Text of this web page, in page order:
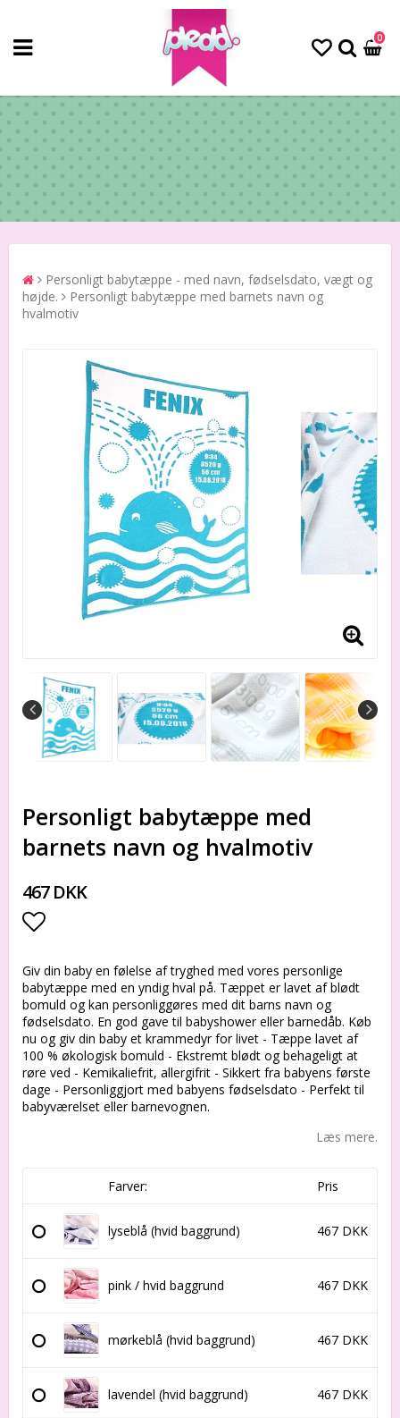
0
Personligt babytæppe - med navn, fødselsdato, vægt og
højde.
Personligt babytæppe med barnets navn og
hvalmotiv
Personligt babytæppe med
barnets navn og hvalmotiv
467 DKK
Giv din baby en følelse af tryghed med vores personlige
babytæppe med en yndig hval på. Tæppet er lavet af blødt
bomuld og kan personliggøres med dit barns navn og
fødselsdato. En god gave til babyshower eller barnedåb. Køb
nu og giv din baby et krammedyr for livet - Tæppe lavet af
100 % økologisk bomuld - Ekstremt blødt og behageligt at
røre ved - Kemikaliefrit, allergifrit - Sikkert fra babyens første
dage - Personliggjort med babyens fødselsdato - Perfekt til
babyværelset eller barnevognen.
Læs mere.
Farver: Pris
lyseblå (hvid baggrund) 467 DKK
pink / hvid baggrund 467 DKK
mørkeblå (hvid baggrund) 467 DKK
lavendel (hvid baggrund) 467 DKK